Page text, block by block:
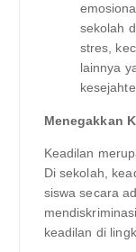
sekolah
stres,
lainnya
Menegakkan
Keadilan
Di sekolah,
siswa secara
keadilan di